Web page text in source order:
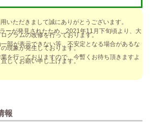
人によっては10万円も★ 全額日払い＆…
ツ カシェ)
給与保証・アリバイ対策・送迎など、 快適なお
ルーム
なし 高額報酬が稼げるだけでなく、高待遇や手
おります！ぜひご活用ください♪ 指名…
いただきまして誠にありがとうございます。
ーが発見されたため、2021年11月下旬頃より、大
グラムの改修を行っております。
部が表示できない等、不安定となる場合があるな
の現象が発生しております。
を行っておりますので、今暫くお待ち頂きますよ
宜しくお願い申し上げます。
報